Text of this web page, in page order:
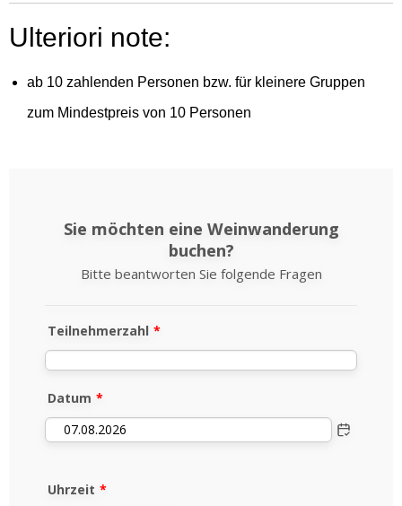
Ulteriori note:
ab 10 zahlenden Personen bzw. für kleinere Gruppen
zum Mindestpreis von 10 Personen